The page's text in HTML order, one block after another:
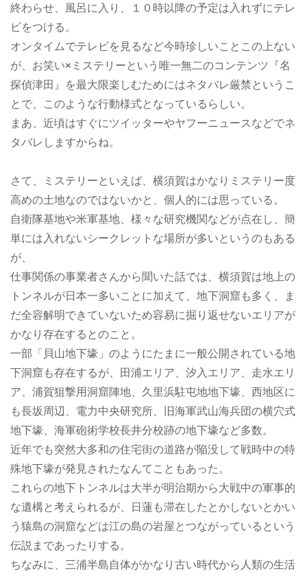
終わらせ、風呂に入り、１０時以降の予定は入れずにテレ
ビをつける。
オンタイムでテレビを見るなど今時珍しいことこの上ない
が、お笑い×ミステリーという唯一無二のコンテンツ『名
探偵津田』を最大限楽しむためにはネタバレ厳禁というこ
とで、このような行動様式となっているらしい。
まあ、近頃はすぐにツイッターやヤフーニュースなどでネ
タバレしますからね。
さて、ミステリーといえば、横須賀はかなりミステリー度
高めの土地なのではないかと、個人的には思っている。
自衛隊基地や米軍基地、様々な研究機関などが点在し、簡
単には入れないシークレットな場所が多いというのもある
が、
仕事関係の事業者さんから聞いた話では、横須賀は地上の
トンネルが日本一多いことに加えて、地下洞窟も多く、ま
だ全容解明できていないため容易に掘り返せないエリアが
かなり存在するとのこと。
一部「貝山地下壕」のようにたまに一般公開されている地
下洞窟も存在するが、田浦エリア、汐入エリア、走水エリ
ア、浦賀狙撃用洞窟陣地、久里浜駐屯地地下壕、西地区に
も長坂周辺、電力中央研究所、旧海軍武山海兵団の横穴式
地下壕、海軍砲術学校長井分校跡の地下壕など多数。
近年でも突然大多和の住宅街の道路が陥没して戦時中の特
殊地下壕が発見されたなんてこともあった。
これらの地下トンネルは大半が明治期から大戦中の軍事的
な遺構と考えられるが、日蓮も滞在したとかしないとかい
う猿島の洞窟などは江の島の岩屋とつながっているという
伝説まであったりする。
ちなみに、三浦半島自体がかなり古い時代から人類の生活